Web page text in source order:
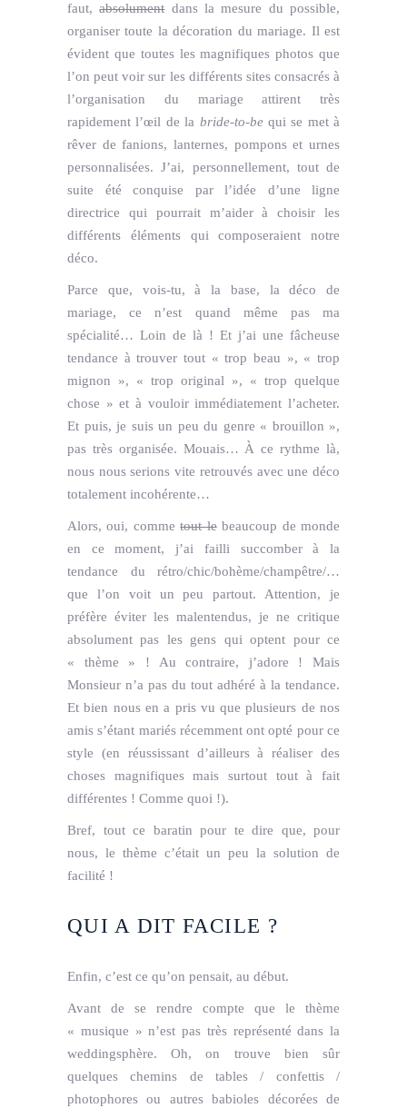
faut,absolumentdans la mesure du possible,
organiser toute la décoration du mariage. Il est
évident que toutes les magnifiques photos que
l’on peut voir sur les différents sites consacrés à
l’organisation du mariage attirent très
rapidement l’œil de la bride-to-bequi se met à
rêver de fanions, lanternes, pompons et urnes
personnalisées. J’ai, personnellement, tout de
suite été conquise par l’idée d’une ligne
directrice qui pourrait m’aider à choisir les
différents éléments qui composeraient notre
déco.
Parce que, vois-tu, à la base, la déco de
mariage, ce n’est quand même pas ma
spécialité… Loin de là ! Et j’ai une fâcheuse
tendance à trouver tout « trop beau », « trop
mignon », « trop original », « trop quelque
chose » et à vouloir immédiatement l’acheter.
Et puis, je suis un peu du genre « brouillon »,
pas très organisée. Mouais… À ce rythme là,
nous nous serions vite retrouvés avec une déco
totalement incohérente…
Alors, oui, commetout lebeaucoup de monde
en ce moment, j’ai failli succomber à la
tendance du rétro/chic/bohème/champêtre/…
que l’on voit un peu partout. Attention, je
préfère éviter les malentendus, je ne critique
absolument pas les gens qui optent pour ce
« thème » ! Au contraire, j’adore ! Mais
Monsieur n’a pas du tout adhéré à la tendance.
Et bien nous en a pris vu que plusieurs de nos
amis s’étant mariés récemment ont opté pour ce
style (en réussissant d’ailleurs à réaliser des
choses magnifiques mais surtout tout à fait
différentes ! Comme quoi !).
Bref, tout ce baratin pour te dire que, pour
nous, le thème c’était un peu la solution de
facilité !
QUI A DIT FACILE ?
Enfin, c’est ce qu’on pensait, au début.
Avant de se rendre compte que le thème
« musique » n’est pas très représenté dans la
weddingsphère. Oh, on trouve bien sûr
quelques chemins de tables / confettis /
photophores ou autres babioles décorées de